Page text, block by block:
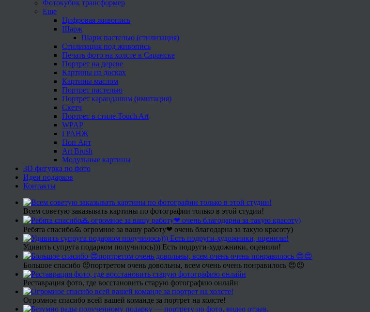
Фотокубик трансформер
Еще
Цифровая живопись
Шарж
Шарж пастелью (стилизация)
Стилизация под живопись
Печать фото на холсте в Саранске
Портрет на дереве
Картины на досках
Картины маслом
Портрет пастелью
Портрет карандашом (имитация)
Скетч
Портрет в стиле Touch Art
WPAP
ГРАНЖ
Поп Арт
Art Brush
Модульные картины
3D фигурка по фото
Идеи подарков
Контакты
Всем советую заказывать картины по фотографии только в этой студии!
Ребята спасибо🙏 огромное за вашу работу❤ очень благодарна за такую красоту)
Удивить супруга подарком получилось))) Есть подруги-художники, оценили!
Большое спасибо 😍портретом очень довольны, всем очень очень понравилось 😍😍
Реставрация фото, где восстановить старую фотографию онлайн
Огромное спасибо всей вашей команде за портрет на холсте!